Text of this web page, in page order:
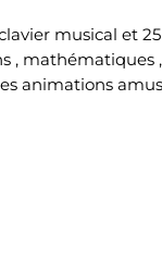
musical et
, mathématiques
animations